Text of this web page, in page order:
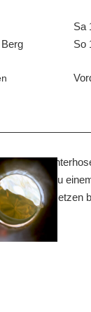
Sa
So
kleine
sich zu
versetzen